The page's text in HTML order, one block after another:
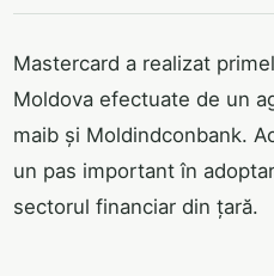
Mastercard a realizat
Moldova efectuate de un
maib și Moldindconbank.
un pas important în
sectorul financiar din țară.